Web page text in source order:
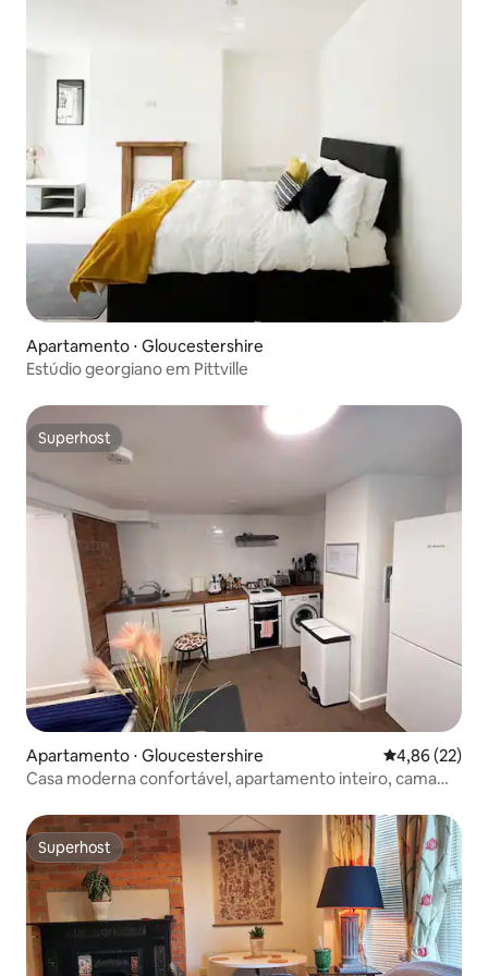
Apartamento ⋅ Gloucestershire
Estúdio georgiano em Pittville
Superhost
Superhost
Apartamento ⋅ Gloucestershire 4,86 de uma
4,86 (22)
Casa moderna confortável, apartamento inteiro, cama
Superhost
Superhost